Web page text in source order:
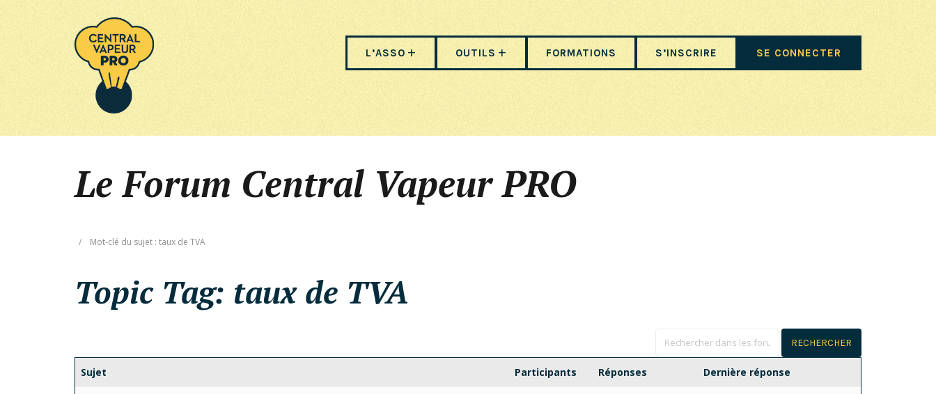
L’ASSO OUTILS FORMATIONS S’INSCRIRE SE CONNECTER
Le Forum Central Vapeur PRO
/ Mot-clé du sujet : taux de TVA
Topic Tag: taux de TVA
Sujet Participants Réponses Dernière réponse